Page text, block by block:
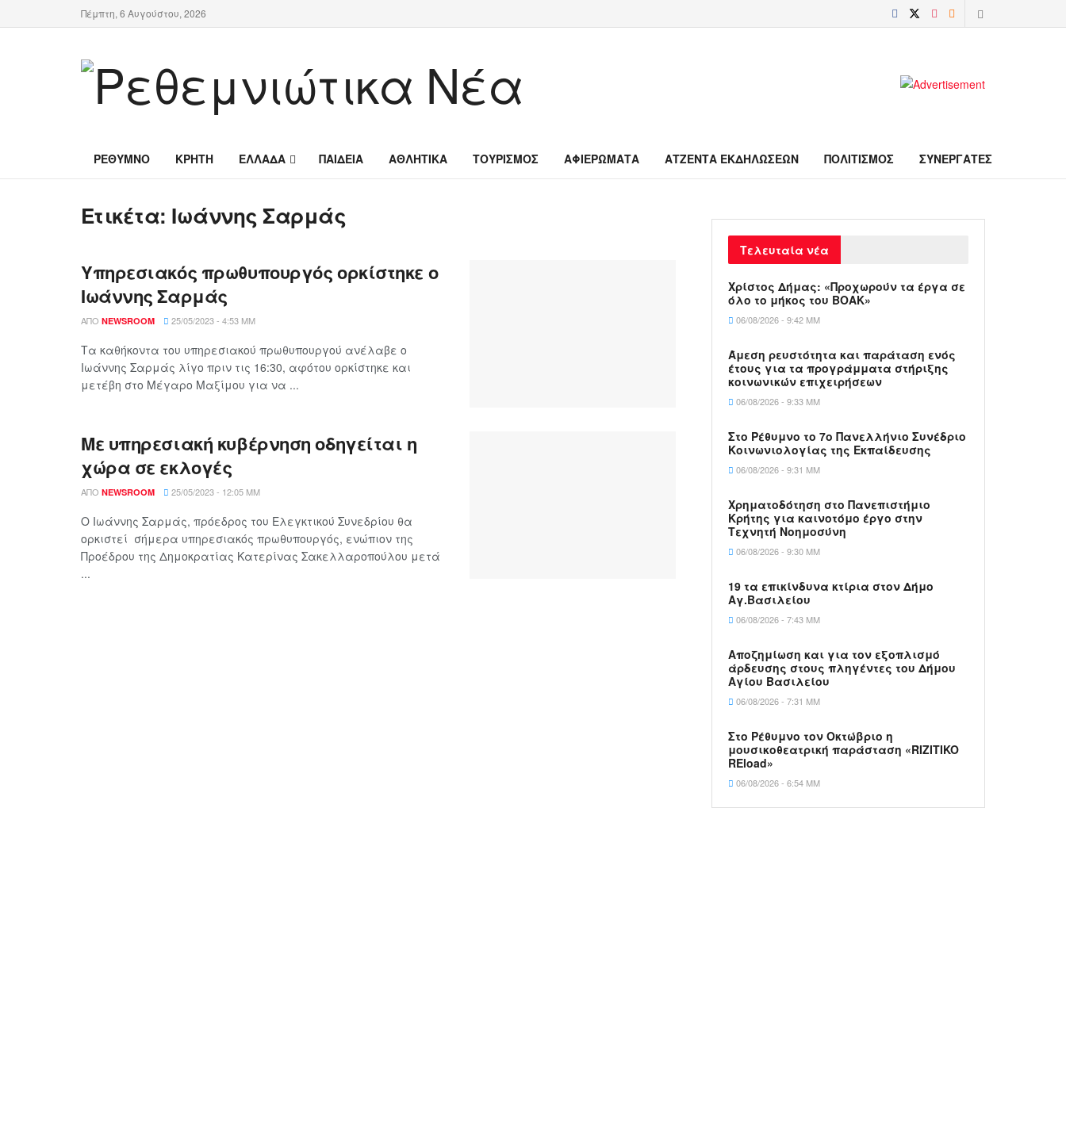
Πέμπτη, 6 Αυγούστου, 2026
ΡΕΘΥΜΝΟ ΚΡΗΤΗ ΕΛΛΑΔΑ ΠΑΙΔΕΙΑ ΑΘΛΗΤΙΚΑ ΤΟΥΡΙΣΜΟΣ ΑΦΙΕΡΩΜΑΤΑ ΑΤΖΕΝΤΑ ΕΚΔΗΛΩΣΕΩΝ ΠΟΛΙΤΙΣΜΟΣ ΣΥΝΕΡΓΑΤΕΣ
Ετικέτα: Ιωάννης Σαρμάς
Υπηρεσιακός πρωθυπουργός ορκίστηκε ο
Ιωάννης Σαρμάς
ΑΠΌ NEWSROOM 25/05/2023 - 4:53 ΜΜ
Τα καθήκοντα του υπηρεσιακού πρωθυπουργού ανέλαβε ο
Ιωάννης Σαρμάς λίγο πριν τις 16:30, αφότου ορκίστηκε και
μετέβη στο Μέγαρο Μαξίμου για να ...
Με υπηρεσιακή κυβέρνηση οδηγείται η
χώρα σε εκλογές
ΑΠΌ NEWSROOM 25/05/2023 - 12:05 ΜΜ
Ο Ιωάννης Σαρμάς, πρόεδρος του Ελεγκτικού Συνεδρίου θα
ορκιστεί σήμερα υπηρεσιακός πρωθυπουργός, ενώπιον της
Προέδρου της Δημοκρατίας Κατερίνας Σακελλαροπούλου μετά
...
Τελευταία νέα
Χρίστος Δήμας: «Προχωρούν τα έργα σε
όλο το μήκος του ΒΟΑΚ»
06/08/2026 - 9:42 ΜΜ
Άμεση ρευστότητα και παράταση ενός
έτους για τα προγράμματα στήριξης
κοινωνικών επιχειρήσεων
06/08/2026 - 9:33 ΜΜ
Στο Ρέθυμνο το 7ο Πανελλήνιο Συνέδριο
Κοινωνιολογίας της Εκπαίδευσης
06/08/2026 - 9:31 ΜΜ
Χρηματοδότηση στο Πανεπιστήμιο
Κρήτης για καινοτόμο έργο στην
Τεχνητή Νοημοσύνη
06/08/2026 - 9:30 ΜΜ
19 τα επικίνδυνα κτίρια στον Δήμο
Αγ.Βασιλείου
06/08/2026 - 7:43 ΜΜ
Αποζημίωση και για τον εξοπλισμό
άρδευσης στους πληγέντες του Δήμου
Αγίου Βασιλείου
06/08/2026 - 7:31 ΜΜ
Στο Ρέθυμνο τον Οκτώβριο η
μουσικοθεατρική παράσταση «RIZITIKO
REload»
06/08/2026 - 6:54 ΜΜ